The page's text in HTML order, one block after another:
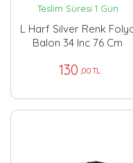
Teslim Süresi 1 Gün
L Harf Silver Renk
Balon 34 Inc 76 Cm
130 ,00 TL